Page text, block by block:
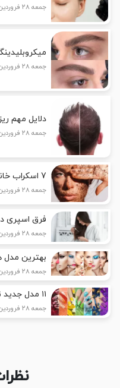
جمعه ۲۸ فروردین ۱۴۰۵
جمعه ۲۸ فروردین ۱۴۰۵
دلایل مهم
جمعه ۲۸ فروردین ۱۴۰۵
7 اسکراب خانگی برای پوست صورت
جمعه ۲۸ فروردین ۱۴۰۵
فرق اسپری
جمعه ۲۸ فروردین ۱۴۰۵
بهترین
جمعه ۲۸ فروردین ۱۴۰۵
۱۱ مدل جدید ناخن های دخترانه
جمعه ۲۸ فروردین ۱۴۰۵